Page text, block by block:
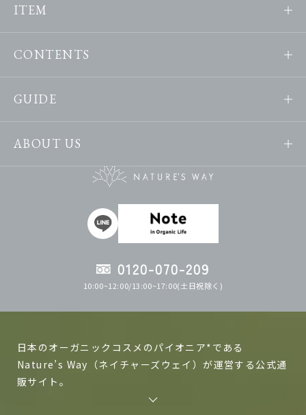
ITEM
CONTENTS
GUIDE
ABOUT US
0120-070-209
10:00~12:00/13:00~17:00(土日祝除く)
日本のオーガニックコスメのパイオニア*である
Nature’s Way（ネイチャーズウェイ）が運営する公式通
販サイト。